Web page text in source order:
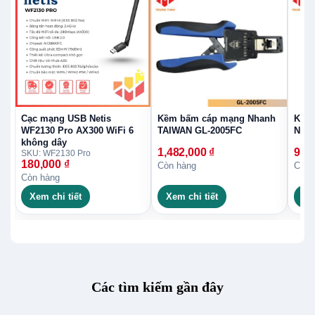
Cạc mạng USB Netis
WF2130 Pro AX300 WiFi 6
không dây
SKU: WF2130 Pro
180,000 ₫
Còn hàng
Xem chi tiết
Kềm bấm cáp mạng Nhanh
TAIWAN GL-2005FC
1,482,000 ₫
Còn hàng
Xem chi tiết
Còn
Các tìm kiếm gần đây